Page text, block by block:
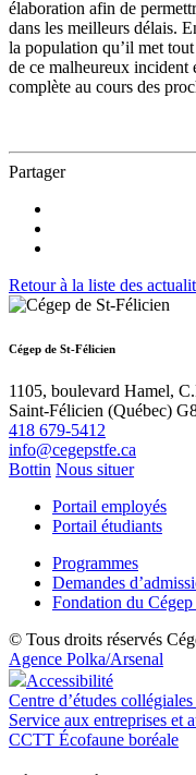
élaboration afin de
dans les meilleurs délais.
la population qu’il met
de ce malheureux incident
complète au cours des
Partager
Retour à la liste des
Cégep de St-Félicien
1105, boulevard Hamel,
Saint-Félicien (Québec)
418 679-5412
info@cegepstfe.ca
Bottin Nous situer
Portail employés
Portail étudiants
Programmes
Demandes
Fondation du
© Tous droits réservés
Agence Polka/Arsenal
Accessibilité
Centre d’études
Service aux entreprises et
CCTT Écofaune boréale